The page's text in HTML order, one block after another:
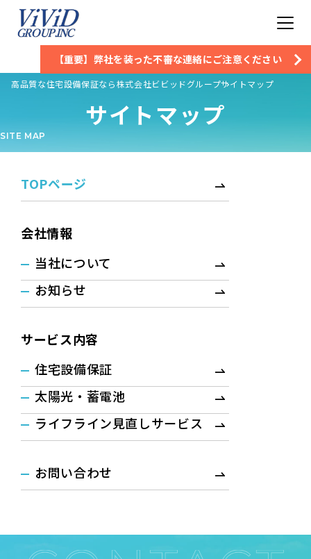
【重要】弊社を装った不審な連絡にご注意ください
高品質な住宅設備保証なら株式会社ビビッドグループサイトマップ
サイトマップ
SITE MAP
TOPページ
会社情報
当社について
お知らせ
サービス内容
住宅設備保証
太陽光・蓄電池
ライフライン見直しサービス
お問い合わせ